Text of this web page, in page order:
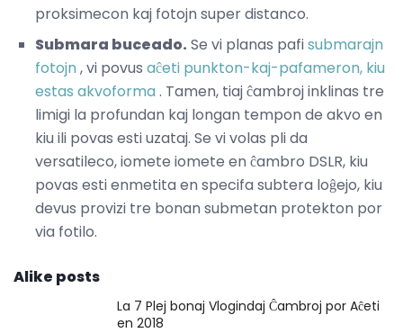
proksimecon kaj fotojn super distanco.
Submara buceado. Se vi planas pafisubmarajn
fotojn, vi povus aĉeti punkton-kaj-pafameron, kiu
estas akvoforma. Tamen, tiaj ĉambroj inklinas tre
limigi la profundan kaj longan tempon de akvo en
kiu ili povas esti uzataj. Se vi volas pli da
versatileco, iomete iomete en ĉambro DSLR, kiu
povas esti enmetita en specifa subtera loĝejo, kiu
devus provizi tre bonan submetan protekton por
via fotilo.
Alike posts
La 7 Plej bonaj Vlogindaj Ĉambroj por Aĉeti
en 2018